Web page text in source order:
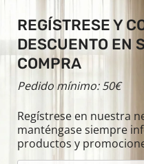
REGÍSTRESE Y
DESCUENTO EN
COMPRA
Pedido mínimo: 50€
Regístrese en nuestra
manténgase siempre
productos y